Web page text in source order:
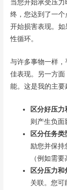
当您开始承受压
终，您达到了一
开始损害表现。
性循环。
与许多事物一样
佳表现。另一方
能。这是我的主要
区分好压力
则产生负面
区分任务类
励您并保持
（例如需
区分压力和
关联。您可